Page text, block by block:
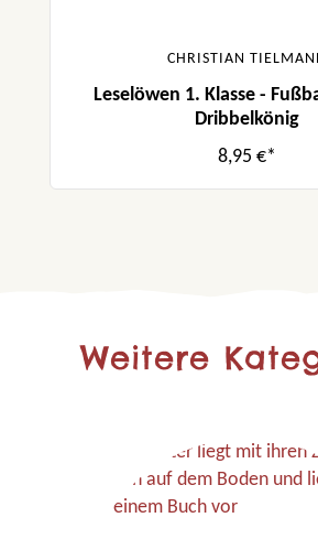
CHRISTIAN
Leselöwen 1. Klasse -
Dribbelkönig
8,95 €*
Weitere